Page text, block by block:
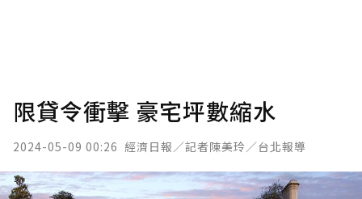
限貸令衝擊 豪宅坪數縮水
2024-05-09 00:26 經濟日報／記者陳美玲／台北報導